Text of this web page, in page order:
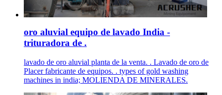
oro aluvial equipo de lavado India -
trituradora de .
lavado de oro aluvial planta de la venta. . Lavado de oro de
Placer fabricante de equipos. . types of gold washing
machines in india; MOLIENDA DE MINERALES.